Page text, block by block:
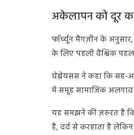
अकेलापन को दूर
फॉर्च्यून मैगज़ीन के
के लिए पहली वैश्विक
घेब्रेयसस ने कहा कि सह-
में समूह सामाजिक अलगाव
यह समझने की ज़रुरत है कि
है, दर्द से करहाता है